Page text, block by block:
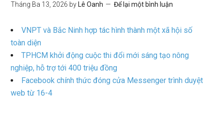
Tháng Ba 13, 2026 by Lê Oanh Để lại một bình luận
VNPT và Bắc Ninh hợp tác hình thành một xã hội số
toàn diện
TPHCM khởi động cuộc thi đổi mới sáng tạo nông
nghiệp, hỗ trợ tới 400 triệu đồng
Facebook chính thức đóng cửa Messenger trình duyệt
web từ 16-4